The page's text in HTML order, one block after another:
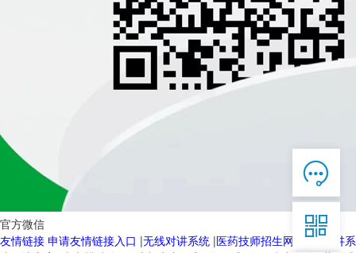
官方微信
友情链接 申请友情链接入口 |无线对讲系统 |医药技师招生网
无线对讲系


服务热线
